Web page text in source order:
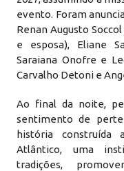
evento. Foram
Renan Augusto
e esposa), Eliane
Saraiana Onofre e
Carvalho Detoni e
Ao final da noite,
sentimento de
história construída
Atlântico, uma
tradições,